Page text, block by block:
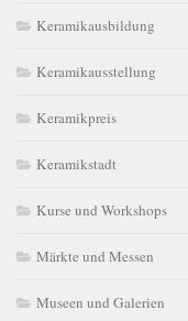
Keramikausbildung
Keramikausstellung
Keramikpreis
Keramikstadt
Kurse und Workshops
Märkte und Messen
Museen und Galerien